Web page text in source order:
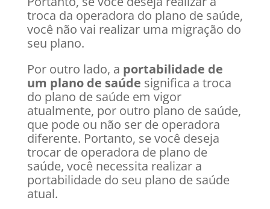
troca da operadora do plano de saúde,
você não vai realizar uma migração do
seu plano.
Por outro lado, a portabilidade de
um plano de saúde significa a troca
do plano de saúde em vigor
atualmente, por outro plano de saúde,
que pode ou não ser de operadora
diferente. Portanto, se você deseja
trocar de operadora de plano de
saúde, você necessita realizar a
portabilidade do seu plano de saúde
atual.